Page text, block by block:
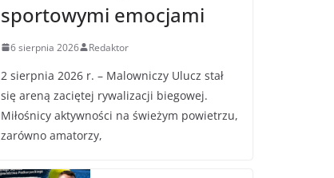
sportowymi emocjami
6 sierpnia 2026 Redaktor
2 sierpnia 2026 r. – Malowniczy Ulucz stał
się areną zaciętej rywalizacji biegowej.
Miłośnicy aktywności na świeżym powietrzu,
zarówno amatorzy,